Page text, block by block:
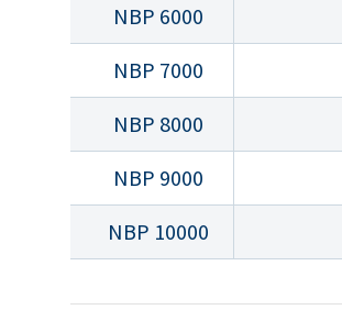
NBP 6000
NBP 7000
NBP 8000
NBP 9000
NBP 10000